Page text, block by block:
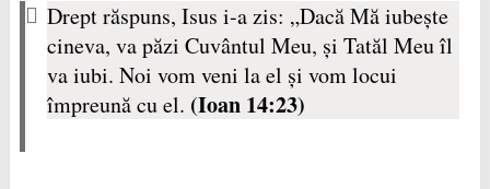
Drept răspuns, Isus i-a zis: „Dacă Mă iubeşte
cineva, va păzi Cuvântul Meu, şi Tatăl Meu îl
va iubi. Noi vom veni la el şi vom locui
împreună cu el. (Ioan 14:23)